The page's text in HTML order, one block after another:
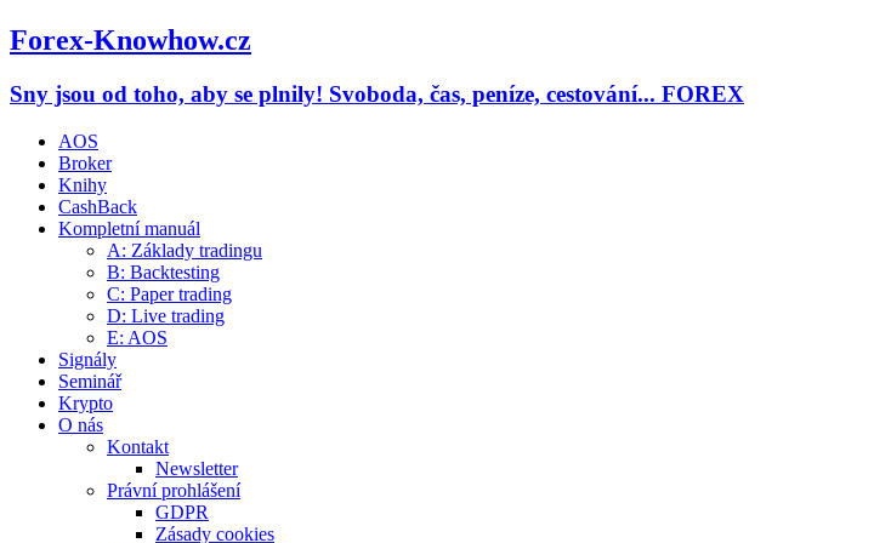
Forex-Knowhow.cz
Sny jsou od toho, aby se plnily! Svoboda, čas, peníze, cestování... FOREX
AOS
Broker
Knihy
CashBack
Kompletní manuál
A: Základy tradingu
B: Backtesting
C: Paper trading
D: Live trading
E: AOS
Signály
Seminář
Krypto
O nás
Kontakt
Newsletter
Právní prohlášení
GDPR
Zásady cookies